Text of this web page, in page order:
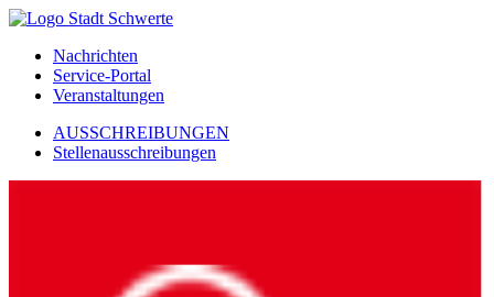
Nachrichten
Service-Portal
Veranstaltungen
AUSSCHREIBUNGEN
Stellenausschreibungen